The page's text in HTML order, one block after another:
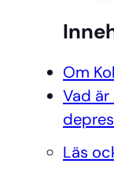
Om
Vad
Läs